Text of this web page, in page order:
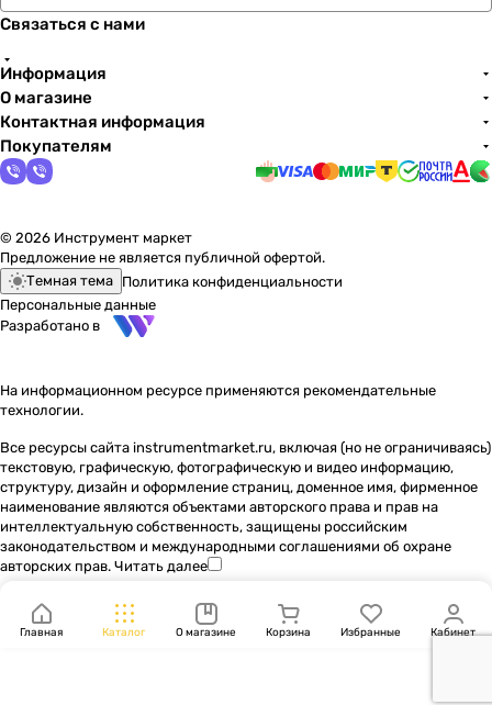
Связаться с нами
Информация
О магазине
Контактная информация
Покупателям
© 2026 Инструмент маркет
Предложение не является публичной офертой.
Темная тема Политика конфиденциальности
Персональные данные
Разработано в
На информационном ресурсе применяются рекомендательные
технологии.
Все ресурсы сайта instrumentmarket.ru, включая (но не ограничиваясь)
текстовую, графическую, фотографическую и видео информацию,
структуру, дизайн и оформление страниц, доменное имя, фирменное
наименование являются объектами авторского права и прав на
интеллектуальную собственность, защищены российским
законодательством и международными соглашениями об охране
авторских прав. Читать далее
Главная Каталог О магазине Корзина Избранные Кабинет